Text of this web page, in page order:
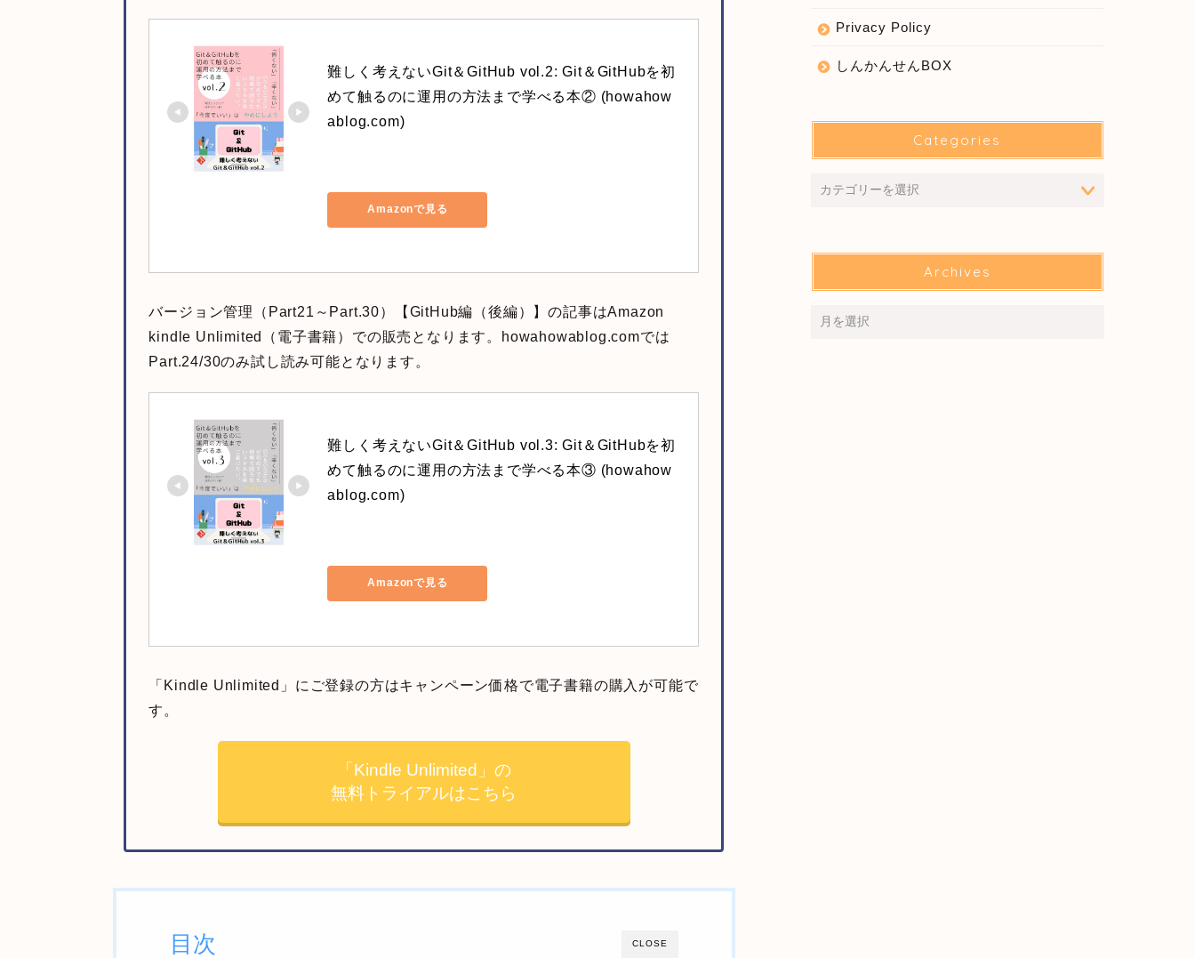
難しく考えないGit＆GitHub vol.2: Git＆GitHubを初
めて触るのに運用の方法まで学べる本② (howahow
ablog.com)
Amazonで見る
バージョン管理（Part21～Part.30）【GitHub編（後編）】の記事はAmazon
kindle Unlimited（電子書籍）での販売となります。howahowablog.comでは
Part.24/30のみ試し読み可能となります。
難しく考えないGit＆GitHub vol.3: Git＆GitHubを初
めて触るのに運用の方法まで学べる本③ (howahow
ablog.com)
Amazonで見る
「Kindle Unlimited」にご登録の方はキャンペーン価格で電子書籍の購入が可能で
す。
「Kindle Unlimited」の
無料トライアルはこちら
CLOSE
目次
Privacy Policy
しんかんせんBOX
Categories
Archives